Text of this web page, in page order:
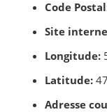
Code
Site
Longitude:
Latitude:
Adresse